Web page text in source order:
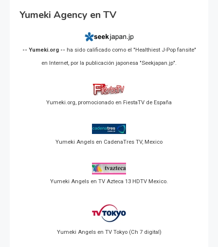
Yumeki Agency en TV
-- Yumeki.org -- ha sido calificado como el "Healthiest J-Pop fansite"
en Internet, por la publicación japonesa "Seekjapan.jp".
Yumeki.org, promocionado en FiestaTV de España
Yumeki Angels en CadenaTres TV, Mexico
Yumeki Angels en TV Azteca 13 HDTV Mexico.
Yumeki Angels en TV Tokyo (Ch 7 digital)